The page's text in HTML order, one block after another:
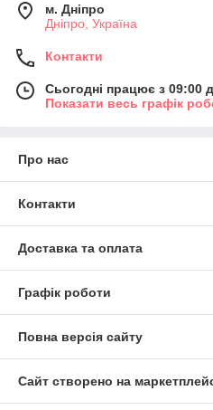
м. Дніпро
Дніпро, Україна
Контакти
Сьогодні працює з 09:00
Показати весь графік
Про нас
Контакти
Доставка та оплата
Графік роботи
Повна версія сайту
Сайт створено на